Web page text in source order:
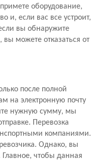
оборудование,
и, если вас все устроит,
вы обнаружите
вы можете отказаться от
после полной
на электронную почту
нужную сумму, мы
Перевозка
компаниями.
Однако, вы
чтобы данная